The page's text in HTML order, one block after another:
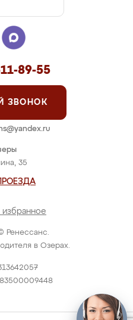
Ренессанс.
в Озерах.
35
89-55
ЗВОНОК